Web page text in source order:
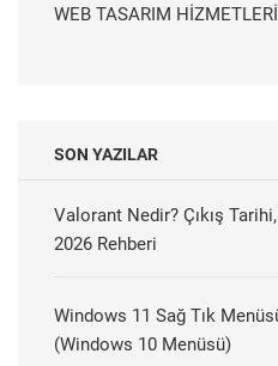
WEB TASARIM HİZMETLERİ
SON YAZILAR
Valorant Nedir? Çıkış
2026 Rehberi
Windows 11 Sağ Tık
(Windows 10 Menüsü)